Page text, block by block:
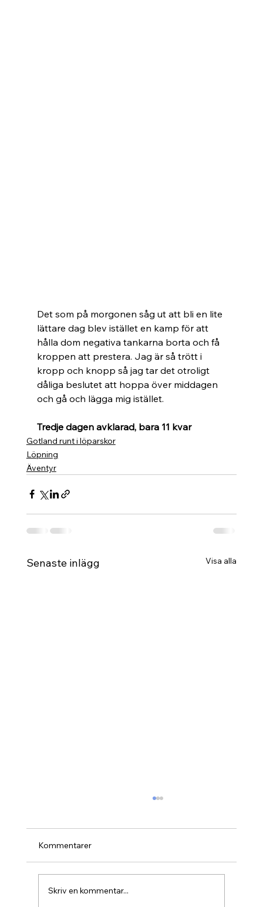
Det som på morgonen såg ut att bli en lite
lättare dag blev istället en kamp för att
hålla dom negativa tankarna borta och få
kroppen att prestera. Jag är så trött i
kropp och knopp så jag tar det otroligt
dåliga beslutet att hoppa över middagen
och gå och lägga mig istället.
Tredje dagen avklarad, bara 11 kvar
Gotland runt i löparskor
Löpning
Äventyr
Senaste inlägg Visa alla
Kommentarer
Skriv en kommentar...